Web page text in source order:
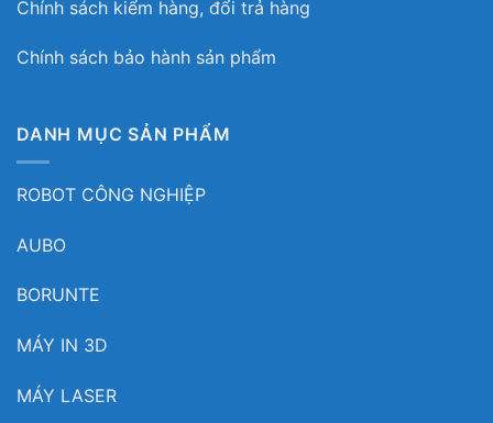
Chính sách kiểm hàng, đổi trả hàng
Chính sách bảo hành sản phẩm
DANH MỤC SẢN PHẨM
ROBOT CÔNG NGHIỆP
AUBO
BORUNTE
MÁY IN 3D
MÁY LASER